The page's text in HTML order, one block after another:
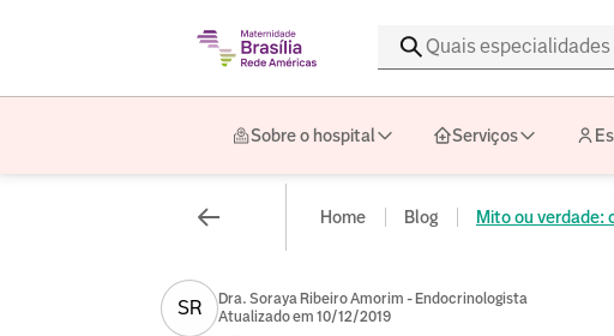
Sobre o hospital Serviços
Home Blog Mito ou verdade:
SR
Dra. Soraya Ribeiro Amorim - Endocrinologista
Atualizado em 10/12/2019